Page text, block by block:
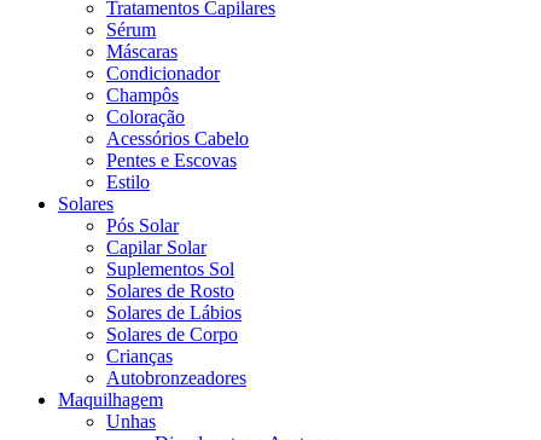
Tratamentos Capilares
Sérum
Máscaras
Condicionador
Champôs
Coloração
Acessórios Cabelo
Pentes e Escovas
Estilo
Solares
Pós Solar
Capilar Solar
Suplementos Sol
Solares de Rosto
Solares de Lábios
Solares de Corpo
Crianças
Autobronzeadores
Maquilhagem
Unhas